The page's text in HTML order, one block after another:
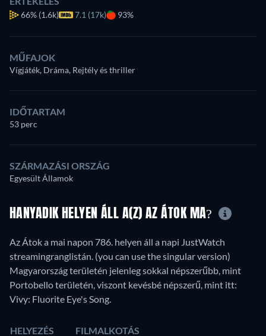
66% (1.6k) 7.1 (17k) 93%
MŰFAJOK
Vígjáték, Dráma, Rejtély és thriller
IDŐTARTAM
53 perc
SZÁRMAZÁSI ORSZÁG
Egyesült Államok
HANYADIK HELYEN ÁLL A(Z) AZ ÁTOK MA?
Az Átok a mai napon 786. helyen áll a napi JustWatch
streamingranglistán. (you can use the singular version)
Magyarország területén jelenleg sokkal népszerűbb, mint
Portobello területén, viszont kevésbé népszerű, mint itt:
Vivy: Fluorite Eye's Song.
HELYEZÉS FILMALKOTÁS